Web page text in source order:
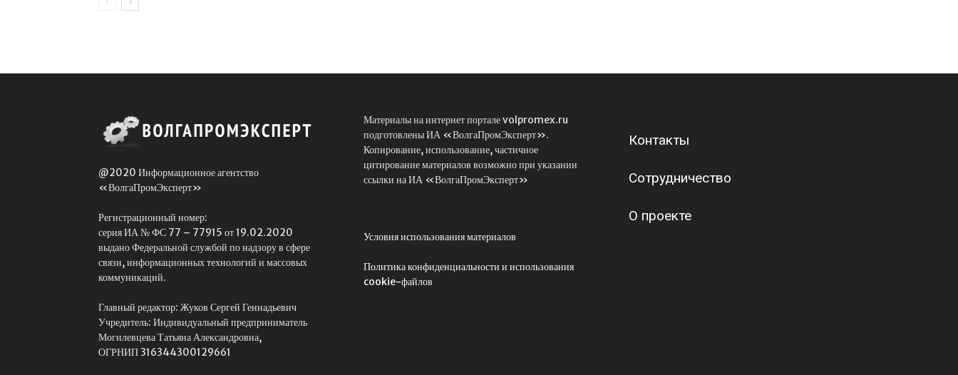
@2020 Информационное агентство
«ВолгаПромЭксперт»
Регистрационный номер:
серия ИА № ФС 77 – 77915 от 19.02.2020
выдано Федеральной службой по надзору в сфере
связи, информационных технологий и массовых
коммуникаций.
Главный редактор: Жуков Сергей Геннадьевич
Учредитель: Индивидуальный предприниматель
Могилевцева Татьяна Александровна,
ОГРНИП 316344300129661
Материалы на интернет портале volpromex.ru
подготовлены ИА «ВолгаПромЭксперт».
Копирование, использование, частичное
цитирование материалов возможно при указании
ссылки на ИА «ВолгаПромЭксперт»
Условия использования материалов
Политика конфиденциальности и использования
cookie-файлов
Контакты
Сотрудничество
О проекте